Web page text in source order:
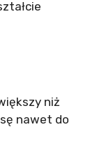
niż
nawet do